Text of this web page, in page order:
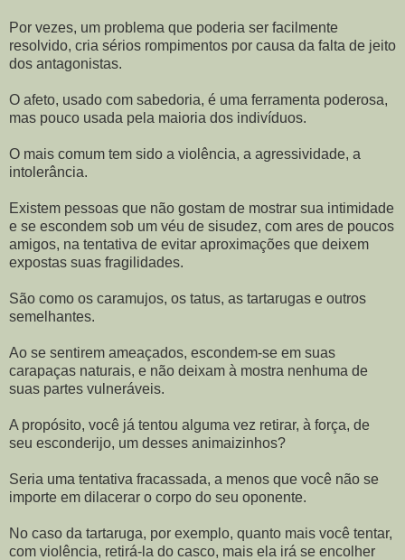
Por vezes, um problema que poderia ser facilmente
resolvido, cria sérios rompimentos por causa da falta de jeito
dos antagonistas.
O afeto, usado com sabedoria, é uma ferramenta poderosa,
mas pouco usada pela maioria dos indivíduos.
O mais comum tem sido a violência, a agressividade, a
intolerância.
Existem pessoas que não gostam de mostrar sua intimidade
e se escondem sob um véu de sisudez, com ares de poucos
amigos, na tentativa de evitar aproximações que deixem
expostas suas fragilidades.
São como os caramujos, os tatus, as tartarugas e outros
semelhantes.
Ao se sentirem ameaçados, escondem-se em suas
carapaças naturais, e não deixam à mostra nenhuma de
suas partes vulneráveis.
A propósito, você já tentou alguma vez retirar, à força, de
seu esconderijo, um desses animaizinhos?
Seria uma tentativa fracassada, a menos que você não se
importe em dilacerar o corpo do seu oponente.
No caso da tartaruga, por exemplo, quanto mais você tentar,
com violência, retirá-la do casco, mais ela irá se encolher